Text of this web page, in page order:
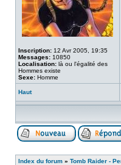
Inscription: 12 Avr 2005, 19:35
Messages: 10850
Localisation: là ou l'égalité des
Hommes existe
Sexe: Homme
Haut
Index du forum » Tomb Raider -